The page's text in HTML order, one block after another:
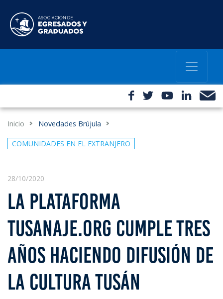
Inicio Novedades Brújula
COMUNIDADES EN EL EXTRANJERO
28/10/2020
LA PLATAFORMA
TUSANAJE.ORG CUMPLE TRES
AÑOS HACIENDO DIFUSIÓN DE
LA CULTURA TUSÁN